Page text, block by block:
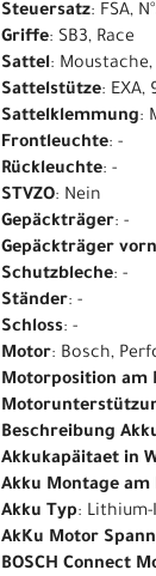
Steuersatz: FSA,
Griffe: SB3, Race
Sattel:
Sattelstütze: EXA,
Sattelklemmung:
Frontleuchte: -
Rückleuchte: -
STVZO: Nein
Gepäckträger: -
Gepäckträger
Schutzbleche: -
Ständer: -
Schloss: -
Motor: Bosch,
Motorposition am
Beschreibung
Akkukapäitaet in
Akku Montage am
Akku Typ:
AkKu Motor
BOSCH Connect